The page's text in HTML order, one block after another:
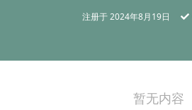
注册于2024年8月19日
暂无内容